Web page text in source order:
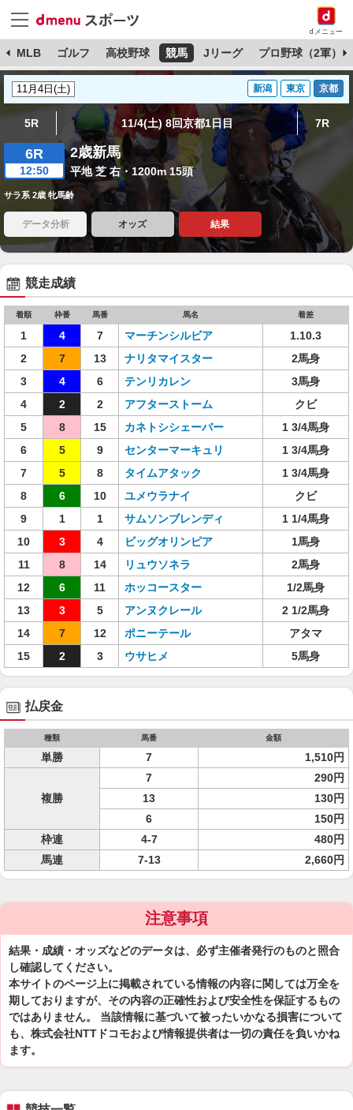
dメニュー
MLB ゴルフ 高校野球 競馬 Jリーグ プロ野球（2軍）
新潟 東京 京都
5R 11/4(土) 8回京都1日目 7R
6R
12:50
2歳新馬
平地 芝 右・1200m 15頭
サラ系 2歳 牝馬齢
データ分析 オッズ 結果
競走成績
着順 枠番 馬番 馬名 着差
1 4 7 マーチンシルビア
1.10.3
2
7 13 ナリタマイスター
2馬身
3
4 6 テンリカレン
3馬身
4
2 2 アフターストーム
クビ
5
8 15 カネトシシェーバー
1 3/4馬身
6
5 9 センターマーキュリ
1 3/4馬身
7
5 8 タイムアタック
1 3/4馬身
8
6 10 ユメウラナイ
クビ
9
1 1 サムソンブレンディ
1 1/4馬身
10
3 4 ビッグオリンピア
1馬身
11
8 14 リュウソネラ
2馬身
12
6 11 ホッコースター
1/2馬身
13
3 5 アンヌクレール
2 1/2馬身
14
7 12 ポニーテール
アタマ
15
2 3 ウサヒメ 5馬身
払戻金
種類 馬番 金額
単勝 7 1,510円
複勝
7
290円
13
130円
6
150円
枠連
4-7
480円
馬連
7-13 2,660円
注意事項
結果・成績・オッズなどのデータは、必ず主催者発行のものと照合
し確認してください。
本サイトのページ上に掲載されている情報の内容に関しては万全を
期しておりますが、その内容の正確性および安全性を保証するもの
ではありません。 当該情報に基づいて被ったいかなる損害について
も、株式会社NTTドコモおよび情報提供者は一切の責任を負いかね
ます。